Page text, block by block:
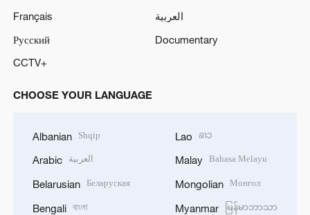
Français
العربية
Русский
Documentary
CCTV+
CHOOSE YOUR LANGUAGE
Albanian Shqip
Arabic العربية
Belarusian Беларуская
Bengali বাংলা
Lao ລາວ
Malay Bahasa Melayu
Mongolian Монгол
Myanmar မြန်မာဘာသာ